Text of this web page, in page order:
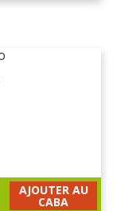
AJOUTER AU
CABA